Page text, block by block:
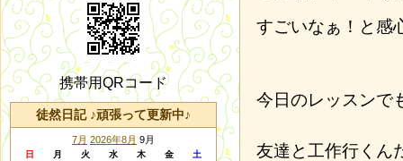
すごいなぁ！と感
今日のレッスンで
友達と工作行くん
携帯用QRコード
徒然日記 ♪頑張って更新中♪
7月 2026年8月 9月
日 月 火 水 木 金 土